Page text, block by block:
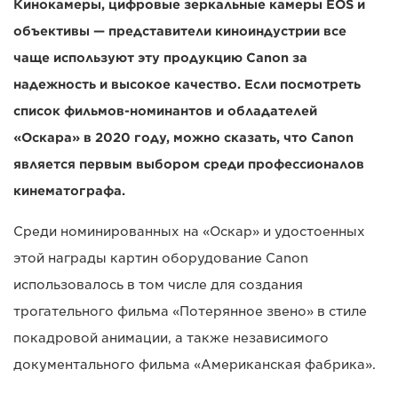
Кинокамеры, цифровые зеркальные камеры EOS и
объективы — представители киноиндустрии все
чаще используют эту продукцию Canon за
надежность и высокое качество. Если посмотреть
список фильмов-номинантов и обладателей
«Оскара» в 2020 году, можно сказать, что Canon
является первым выбором среди профессионалов
кинематографа.
Среди номинированных на «Оскар» и удостоенных
этой награды картин оборудование Canon
использовалось в том числе для создания
трогательного фильма «Потерянное звено» в стиле
покадровой анимации, а также независимого
документального фильма «Американская фабрика».